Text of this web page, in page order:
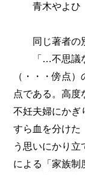
青木やよひ［
同じ著者の
「…不思議な
（・・・傍点
点である。高度
不妊夫婦にかぎ
すら血を分けた
う思いにかり
による「家族制